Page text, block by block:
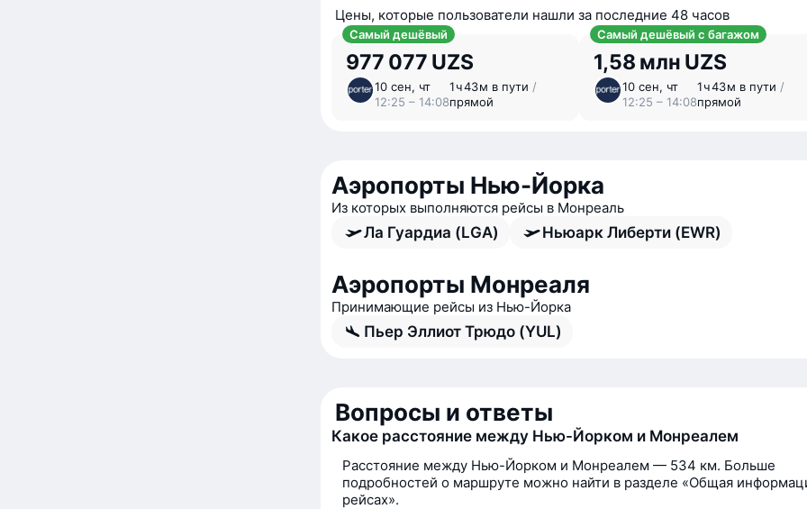
Цены, которые пользователи нашли за последние 48 часов
Самый дешёвый
977 077 UZS
10 сен, чт
12:25 – 14:08
1 ⁠ч 43 ⁠м в пути /
прямой
Самый дешёвый с багажом
1,58 млн UZS
10 сен, чт
12:25 – 14:08
1 ⁠ч 43 ⁠м в пути /
прямой
Аэропорты Нью-Йорка
Из которых выполняются рейсы в Монреаль
Ла Гуардиа (LGA) Ньюарк Либерти (EWR)
Аэропорты Монреаля
Принимающие рейсы из Нью-Йорка
Пьер Эллиот Трюдо (YUL)
Вопросы и ответы
Какое расстояние между Нью-Йорком и Монреалем
Расстояние между Нью-Йорком и Монреалем — 534 км. Больше
подробностей о маршруте можно найти в разделе «Общая
рейсах».